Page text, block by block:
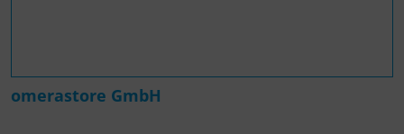
omerastore GmbH